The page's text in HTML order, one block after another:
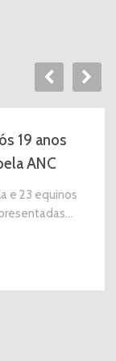
19 anos
ANC
e 23 equinos